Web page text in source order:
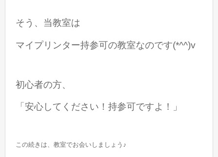
そう、当教室は
マイプリンター持参可の教室なのです(*^^)v
初心者の方、
「安心してください！持参可ですよ！」
この続きは、教室でお会いしましょう♪